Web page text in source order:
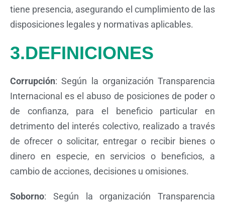
tiene presencia, asegurando el cumplimiento de las
disposiciones legales y normativas aplicables.
3.DEFINICIONES
Corrupción: Según la organización Transparencia
Internacional es el abuso de posiciones de poder o
de confianza, para el beneficio particular en
detrimento del interés colectivo, realizado a través
de ofrecer o solicitar, entregar o recibir bienes o
dinero en especie, en servicios o beneficios, a
cambio de acciones, decisiones u omisiones.
Soborno: Según la organización Transparencia